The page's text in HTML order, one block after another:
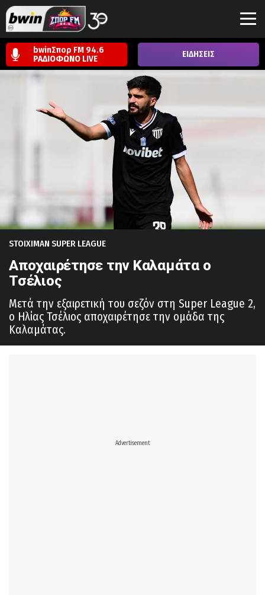
bwinΣπορ FM 94.6
ΡΑΔΙΟΦΩΝΟ LIVE ΕΙΔΗΣΕΙΣ
STOIXIMAN SUPER LEAGUE
Αποχαιρέτησε την Καλαμάτα ο
Τσέλιος
Μετά την εξαιρετική του σεζόν στη Super League 2,
ο Ηλίας Τσέλιος αποχαιρέτησε την ομάδα της
Καλαμάτας.